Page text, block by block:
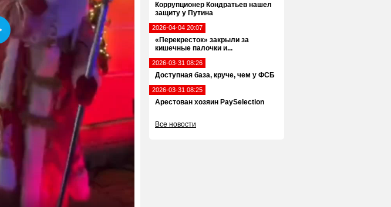
Коррупционер Кондратьев нашел
защиту у Путина
2026-04-04 20:07
«Перекресток» закрыли за
кишечные палочки и...
2026-03-31 08:26
Доступная база, круче, чем у ФСБ
2026-03-31 08:25
Арестован хозяин PaySelection
Все новости
Play